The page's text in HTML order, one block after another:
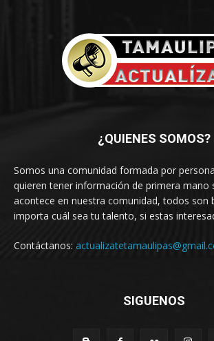
¿QUIENES SOMOS?
Somos una comunidad formada por
quieren tener información de primera mano
acontece en nuestra comunidad, todos son
importa cuál sea tu talento, si estas
Contáctanos:
SIGUENOS